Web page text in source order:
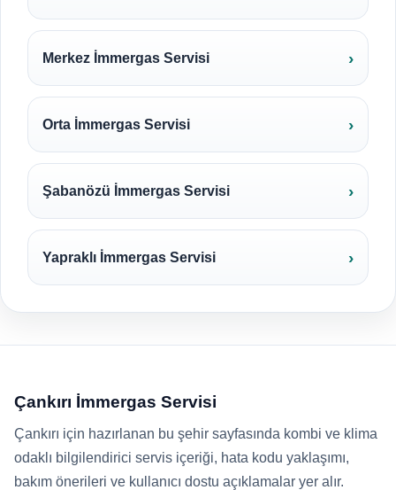
Merkez İmmergas Servisi
Orta İmmergas Servisi
Şabanözü İmmergas Servisi
Yapraklı İmmergas Servisi
Çankırı İmmergas Servisi
Çankırı için hazırlanan bu şehir sayfasında kombi ve klima
odaklı bilgilendirici servis içeriği, hata kodu yaklaşımı,
bakım önerileri ve kullanıcı dostu açıklamalar yer alır.